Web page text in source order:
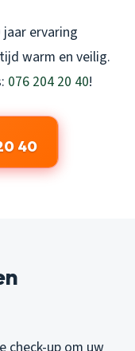
jaar ervaring
warm en veilig.
076 204 20 40!
40